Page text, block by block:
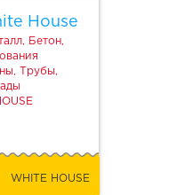
House
Бетон,
Трубы,
WHITE HOUSE